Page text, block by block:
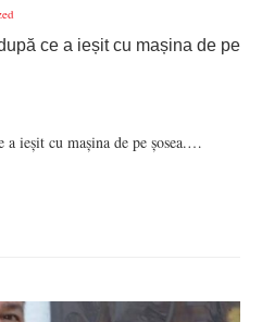
ce a ieșit cu mașina de pe
a ieșit cu mașina de pe șosea.…